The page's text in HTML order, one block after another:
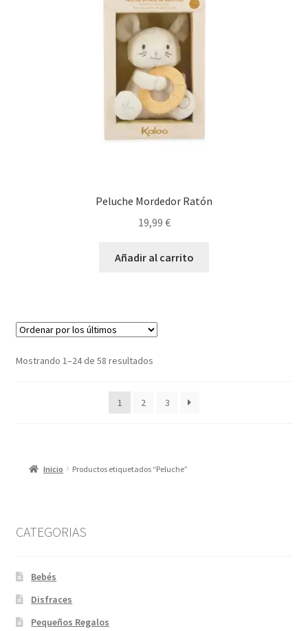
Peluche Mordedor Ratón
19,99 €
Añadir al carrito
Mostrando 1–24 de 58 resultadosOrdenado
últimos
1 2 3
Inicio Productos etiquetados “Peluche”
CATEGORIAS
Bebés
Disfraces
Pequeños Regalos